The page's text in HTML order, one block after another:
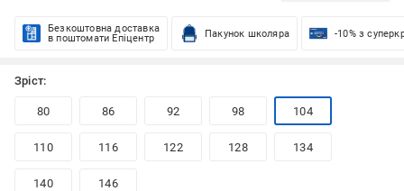
Безкоштовна доставка
в поштомати Епіцентр
Пакунок школяра -10% з
Зріст:
80 86 92 98 104
110 116 122 128 134
140 146